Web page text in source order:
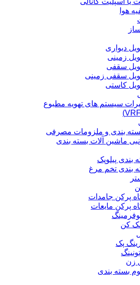
هوا
دیواری
زمینی
سقفی
سقفی زمینی
کاستی
سیستم های تهویه مطبوع
بندی و ملزومات مصرفی
ماشین آلات بسته بندی
بندی پیلوپک
بندی تخم مرغ
پرکن جامدات
پرکن مایعات
کن
پک
زن
بسته بندی